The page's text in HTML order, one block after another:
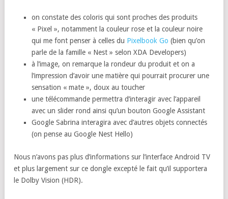
on constate des coloris qui sont proches des produits
« Pixel », notamment la couleur rose et la couleur noire
qui me font penser à celles du Pixelbook Go (bien qu’on
parle de la famille « Nest » selon XDA Developers)
à l’image, on remarque la rondeur du produit et on a
l’impression d’avoir une matière qui pourrait procurer une
sensation « mate », doux au toucher
une télécommande permettra d’interagir avec l’appareil
avec un slider rond ainsi qu’un bouton Google Assistant
Google Sabrina interagira avec d’autres objets connectés
(on pense au Google Nest Hello)
Nous n’avons pas plus d’informations sur l’interface Android TV
et plus largement sur ce dongle excepté le fait qu’il supportera
le Dolby Vision (HDR).